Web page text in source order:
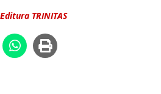
Editura TRINITAS